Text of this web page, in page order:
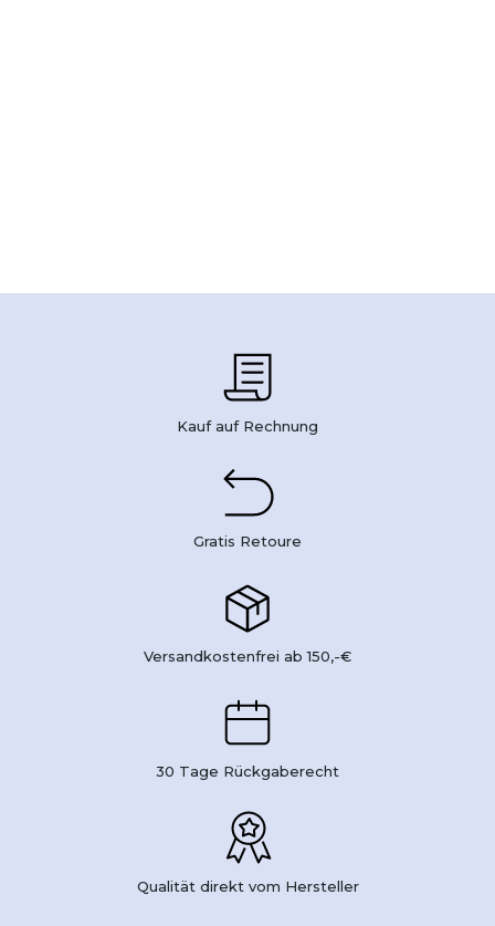
Kauf auf Rechnung
Gratis Retoure
Versandkostenfrei ab 150,-€
30 Tage Rückgaberecht
Qualität direkt vom Hersteller